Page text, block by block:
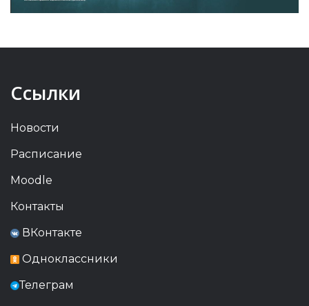
Ссылки
Новости
Расписание
Moodle
Контакты
ВКонтакте
Одноклассники
Телеграм